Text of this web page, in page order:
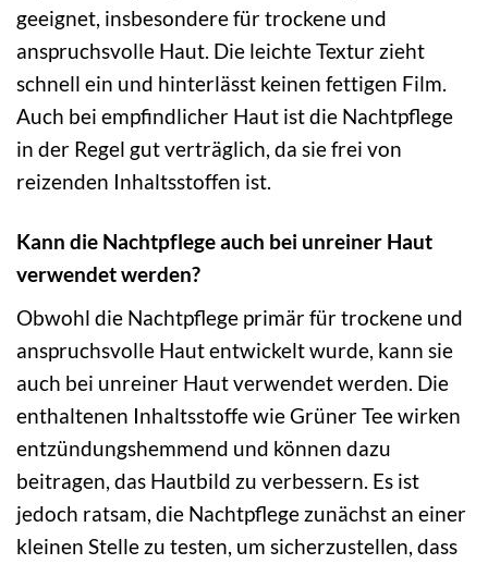
geeignet, insbesondere für trockene und
anspruchsvolle Haut. Die leichte Textur zieht
schnell ein und hinterlässt keinen fettigen Film.
Auch bei empfindlicher Haut ist die Nachtpflege
in der Regel gut verträglich, da sie frei von
reizenden Inhaltsstoffen ist.
Kann die Nachtpflege auch bei unreiner Haut
verwendet werden?
Obwohl die Nachtpflege primär für trockene und
anspruchsvolle Haut entwickelt wurde, kann sie
auch bei unreiner Haut verwendet werden. Die
enthaltenen Inhaltsstoffe wie Grüner Tee wirken
entzündungshemmend und können dazu
beitragen, das Hautbild zu verbessern. Es ist
jedoch ratsam, die Nachtpflege zunächst an einer
kleinen Stelle zu testen, um sicherzustellen, dass